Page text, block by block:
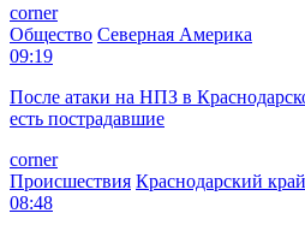
corner
Общество Северная Америка
09:19
После атаки на НПЗ в
есть пострадавшие
corner
Происшествия Краснодарский край
08:48